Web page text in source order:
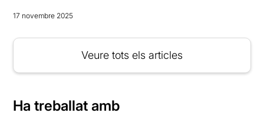
17 novembre 2025
Veure tots els articles
Ha treballat amb